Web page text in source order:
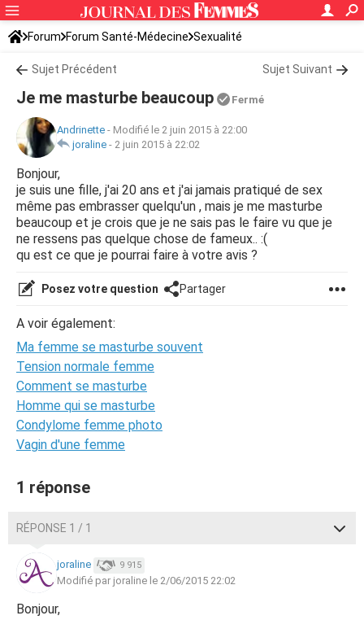
Forum Forum Santé-Médecine Sexualité
Sujet Précédent Sujet Suivant
Je me masturbe beaucoup Fermé
Andrinette - Modifié le 2 juin 2015 à 22:00
joraline - 2 juin 2015 à 22:02
Bonjour,
je suis une fille, j'ai 20 ans et j'ai jamais pratiqué de sex
même pas embrasser quelqu'un , mais je me masturbe
beaucoup et je crois que je ne sais pas le faire vu que je
ne ressens pas quelque chose de fameux.. :(
qu est ce que je pourrai faire à votre avis ?
Posez votre question Partager
A voir également:
Ma femme se masturbe souvent
Tension normale femme
Comment se masturbe
Homme qui se masturbe
Condylome femme photo
Vagin d'une femme
1 réponse
RÉPONSE 1 / 1
joraline 9 915
Modifié par joraline le 2/06/2015 22:02
Bonjour,